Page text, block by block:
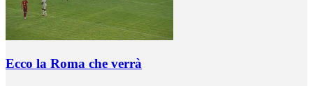
Ecco la Roma che verrà